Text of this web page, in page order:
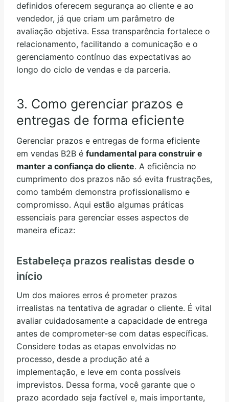
definidos oferecem segurança ao cliente e ao
vendedor, já que criam um parâmetro de
avaliação objetiva. Essa transparência fortalece o
relacionamento, facilitando a comunicação e o
gerenciamento contínuo das expectativas ao
longo do ciclo de vendas e da parceria.
3. Como gerenciar prazos e
entregas de forma eficiente
Gerenciar prazos e entregas de forma eficiente
em vendas B2B é fundamental para construir e
manter a confiança do cliente. A eficiência no
cumprimento dos prazos não só evita frustrações,
como também demonstra profissionalismo e
compromisso. Aqui estão algumas práticas
essenciais para gerenciar esses aspectos de
maneira eficaz:
Estabeleça prazos realistas desde o
início
Um dos maiores erros é prometer prazos
irrealistas na tentativa de agradar o cliente. É vital
avaliar cuidadosamente a capacidade de entrega
antes de comprometer-se com datas específicas.
Considere todas as etapas envolvidas no
processo, desde a produção até a
implementação, e leve em conta possíveis
imprevistos. Dessa forma, você garante que o
prazo acordado seja factível e, mais importante,